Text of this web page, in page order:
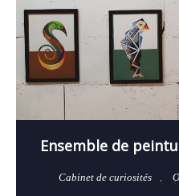
Ensemble de
Cabinet de curiosités ,